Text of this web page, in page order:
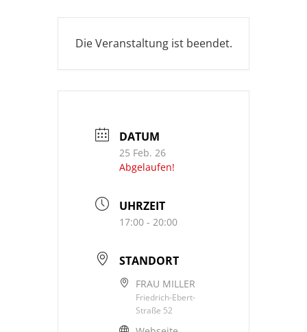
Die Veranstaltung ist beendet.
DATUM
25 Feb. 26
Abgelaufen!
UHRZEIT
17:00 - 20:00
STANDORT
FRAU MILLER
Friedrich-Ebert-
Straße 52